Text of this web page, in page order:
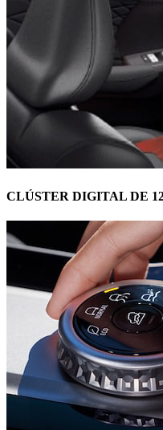
CLÚSTER DIGITAL DE